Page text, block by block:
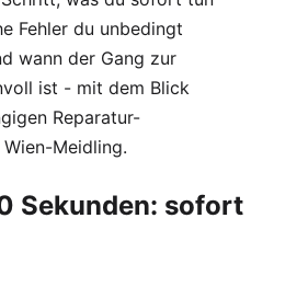
Fehler du unbedingt
wann der Gang zur
ist - mit dem Blick
Reparatur-
Meidling.
Sekunden: sofort